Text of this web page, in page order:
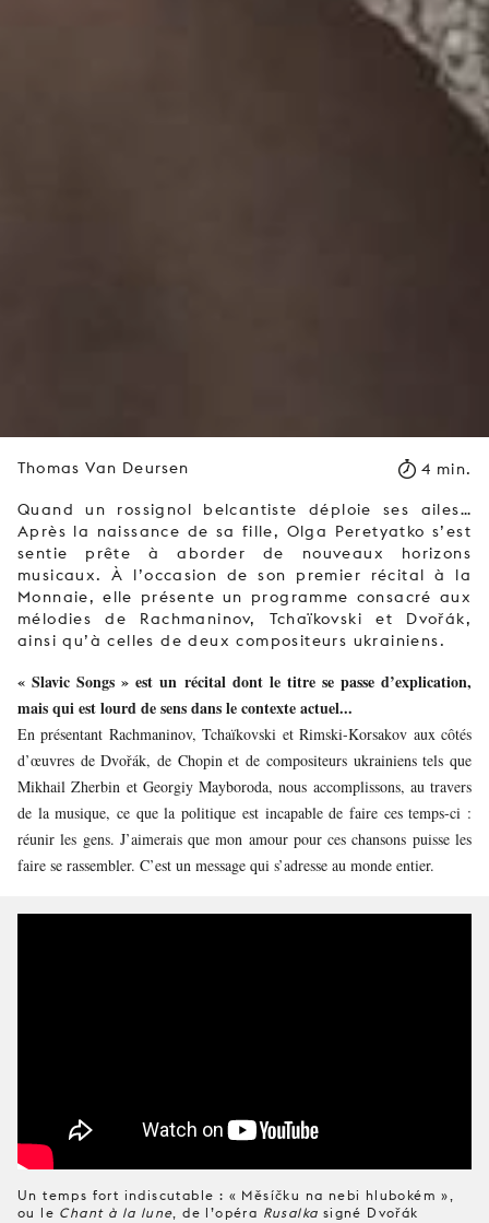
Thomas Van Deursen 4 min.
Quand un rossignol belcantiste déploie ses ailes…
Après la naissance de sa fille, Olga Peretyatko s’est
sentie prête à aborder de nouveaux horizons
musicaux. À l’occasion de son premier récital à la
Monnaie, elle présente un programme consacré aux
mélodies de Rachmaninov, Tchaïkovski et Dvořák,
ainsi qu’à celles de deux compositeurs ukrainiens.
« Slavic Songs » est un récital dont le titre se passe d’explication,
mais qui est lourd de sens dans le contexte actuel...
En présentant Rachmaninov, Tchaïkovski et Rimski-Korsakov aux côtés
d’œuvres de Dvořák, de Chopin et de compositeurs ukrainiens tels que
Mikhail Zherbin et Georgiy Mayboroda, nous accomplissons, au travers
de la musique, ce que la politique est incapable de faire ces temps-ci :
réunir les gens. J’aimerais que mon amour pour ces chansons puisse les
faire se rassembler. C’est un message qui s’adresse au monde entier.
Un temps fort indiscutable : « Měsíčku na nebi hlubokém »,
ou le Chant à la lune, de l’opéra Rusalka signé Dvořák